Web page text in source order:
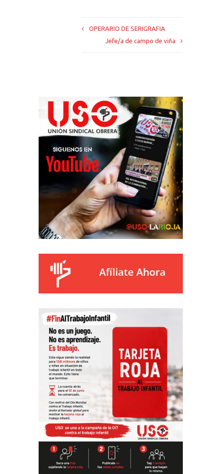
OPERARIO DE SERIGRAFIA
Jefe/a de campo de viña